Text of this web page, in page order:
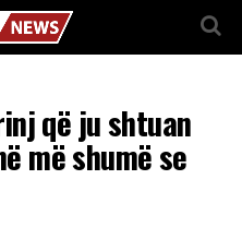
që ju shtuan
më shumë se